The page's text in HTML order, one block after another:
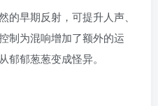
早期反射，可提升人声、
制为混响增加了额外的运
郁郁葱葱变成怪异。